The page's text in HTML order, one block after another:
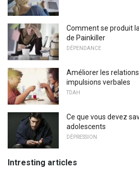
Comment se produit
de Painkiller
DÉPENDANCE
Améliorer les
impulsions verbales
TDAH
Ce que vous devez
adolescents
DÉPRESSION
Intresting articles